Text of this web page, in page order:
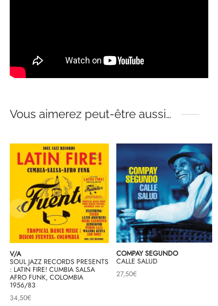
Vous aimerez peut-être aussi…
V/A
SOUL JAZZ RECORDS PRESENTS
: LATIN FIRE! CUMBIA SALSA
AFRO FUNK, COLOMBIA
1956/83
34,50€
COMPAY SEGUNDO
CALLE SALUD
27,50€